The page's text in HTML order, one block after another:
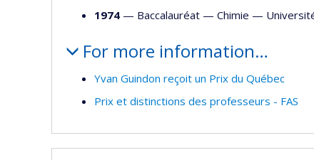
1974 — Baccalauréat — Chimie —
For more information…
Yvan Guindon reçoit un Prix du Québec
Prix et distinctions des professeurs - FAS